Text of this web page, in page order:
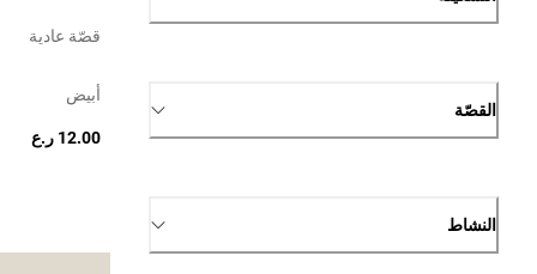
القصّة
النشاط
قصّة عادية
أبيض
12.00 ر.ع